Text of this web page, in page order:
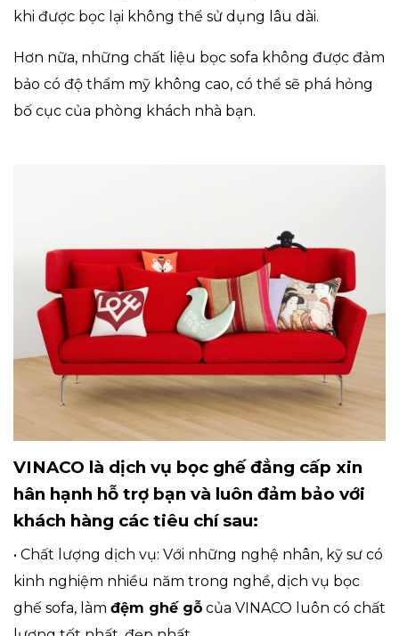
khi được bọc lại không thể sử dụng lâu dài.
Hơn nữa, những chất liệu bọc sofa không được đảm
bảo có độ thẩm mỹ không cao, có thể sẽ phá hỏng
bố cục của phòng khách nhà bạn.
VINACO là dịch vụ bọc ghế đẳng cấp xin
hân hạnh hỗ trợ bạn và luôn đảm bảo với
khách hàng các tiêu chí sau:
• Chất lượng dịch vụ: Với những nghệ nhân, kỹ sư có
kinh nghiệm nhiều năm trong nghề, dịch vụ bọc
ghế sofa, làm đệm ghế gỗ của VINACO luôn có chất